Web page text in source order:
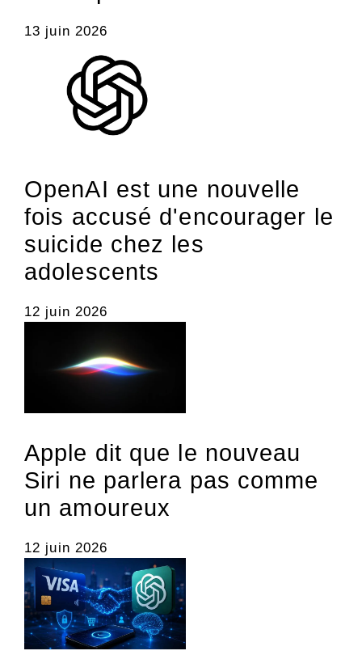
13 juin 2026
OpenAI est une nouvelle
fois accusé d'encourager le
suicide chez les
adolescents
12 juin 2026
Apple dit que le nouveau
Siri ne parlera pas comme
un amoureux
12 juin 2026